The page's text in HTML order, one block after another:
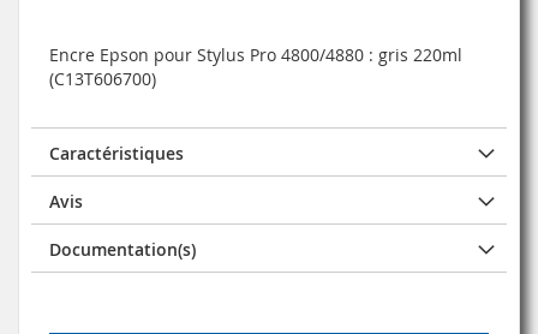
Encre Epson pour Stylus Pro 4800/4880 : gris 220ml
(C13T606700)
Caractéristiques
Avis
Documentation(s)